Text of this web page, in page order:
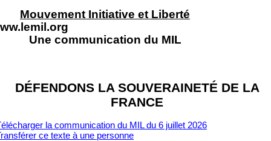
Mouvement Initiative et Liberté
Une communication du MIL
DÉFENDONS LA SOUVERAINETÉ DE LA
FRANCE
la communication du MIL du 6 juillet 2026
ce texte à une personne